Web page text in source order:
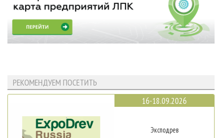
РЕКОМЕНДУЕМ ПОСЕТИТЬ
16-18.09.2026
Эксподрев